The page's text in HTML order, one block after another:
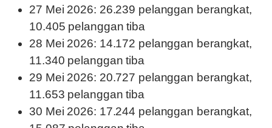
27 Mei 2026: 26.239 pelanggan berangkat,
10.405 pelanggan tiba
28 Mei 2026: 14.172 pelanggan berangkat,
11.340 pelanggan tiba
29 Mei 2026: 20.727 pelanggan berangkat,
11.653 pelanggan tiba
30 Mei 2026: 17.244 pelanggan berangkat,